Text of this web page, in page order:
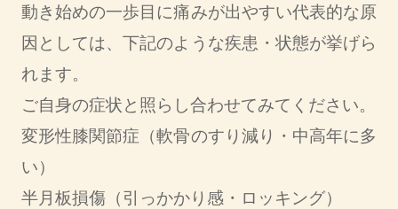
動き始めの一歩目に痛みが出やすい代表的な原
因としては、下記のような疾患・状態が挙げら
れます。
ご自身の症状と照らし合わせてみてください。
変形性膝関節症（軟骨のすり減り・中高年に多
い）
半月板損傷（引っかかり感・ロッキング）